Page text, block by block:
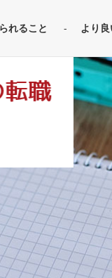
れること より